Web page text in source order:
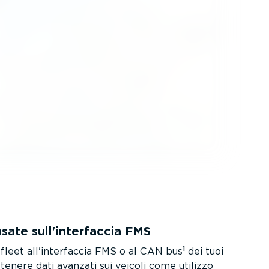
sull'interfaccia FMS
all'interfaccia FMS o al CAN bus1dei tuoi
dati avanzati sui veicoli come utilizzo